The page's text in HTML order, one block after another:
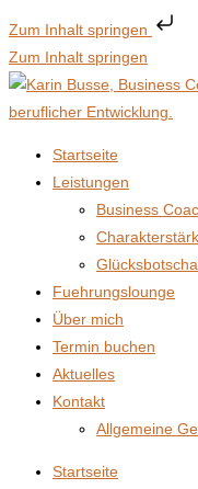
Zum Inhalt springen
Zum Inhalt springen
Startseite
Leistungen
Business
Fuehrungslounge
Über mich
Termin buchen
Aktuelles
Kontakt
Allgemeine
Startseite